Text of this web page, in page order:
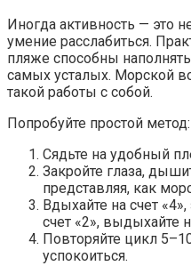
Иногда активность — это
умение расслабиться.
пляже способны
самых усталых. Морской
такой работы с собой.
Попробуйте простой метод:
Сядьте на удобный
Закройте глаза,
представляя, как
Вдыхайте на счет
счет «2», выдыхайте
Повторяйте цикл
успокоиться.